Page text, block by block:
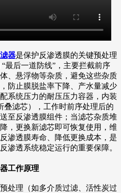
器是保护反渗透膜的关键预处理
最后一道防线”，主要拦截前序
、悬浮物等杂质，避免这些杂质
防止膜脱盐率下降、产水量减少
系统压力的耐压压力容器，内装
叠滤芯），工作时前序处理后的
至反渗透膜组件；当滤芯杂质堆
，更换新滤芯即可恢复使用，维
渗透膜寿命、降低更换成本，是
渗透系统稳定运行的重要保障。
工作原理
处理（如多介质过滤、活性炭过